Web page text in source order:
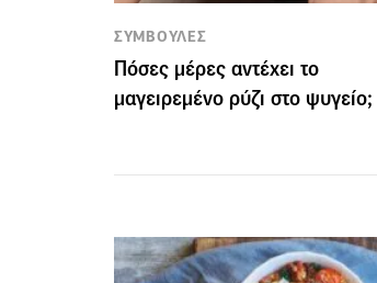
ΣΥΜΒΟΥΛΕΣ
Πόσες μέρες αντέχει το
μαγειρεμένο ρύζι στο ψυγείο;